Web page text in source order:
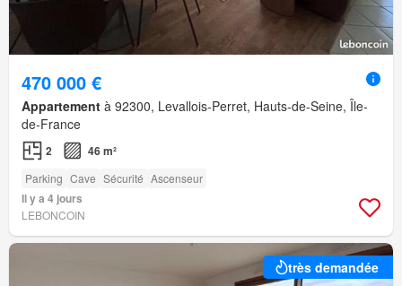
470 000 €
Appartement à 92300, Levallois-Perret, Hauts-de-Seine, Île-
de-France
2 46 m²
Parking Cave Sécurité Ascenseur
Il y a 4 jours
LEBONCOIN
très demandée